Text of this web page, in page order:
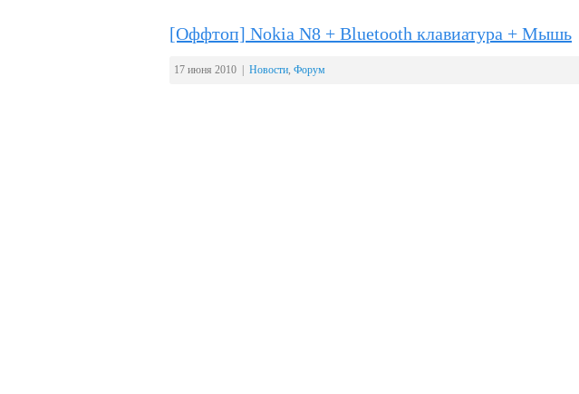
[Оффтоп] Nokia N8 + Bluetooth клавиатура + Мышь
17 июня 2010 | Новости, Форум